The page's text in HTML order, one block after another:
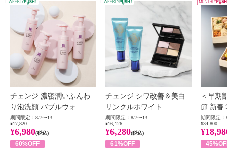
チェンジ 濃密潤いふんわ
り泡洗顔 バブルウォ...
期間限定：8/7〜13
¥17,820
¥6,980(税込)
60%OFF
チェンジ シワ改善＆美白
リンクルホワイト ...
期間限定：8/7〜13
¥16,126
¥6,280(税込)
61%OFF
＜早期
節 新春
期間限定：
¥34,800